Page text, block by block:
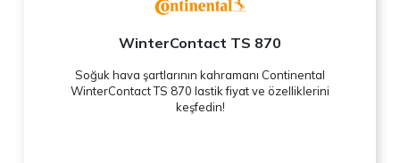
WinterContact TS 870
Soğuk hava şartlarının kahramanı Continental
WinterContact TS 870 lastik fiyat ve özelliklerini
keşfedin!